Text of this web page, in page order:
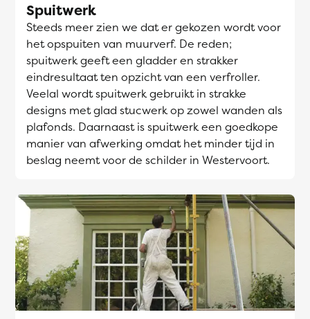
Spuitwerk
Steeds meer zien we dat er gekozen wordt voor
het opspuiten van muurverf. De reden;
spuitwerk geeft een gladder en strakker
eindresultaat ten opzicht van een verfroller.
Veelal wordt spuitwerk gebruikt in strakke
designs met glad stucwerk op zowel wanden als
plafonds. Daarnaast is spuitwerk een goedkope
manier van afwerking omdat het minder tijd in
beslag neemt voor de schilder in Westervoort.